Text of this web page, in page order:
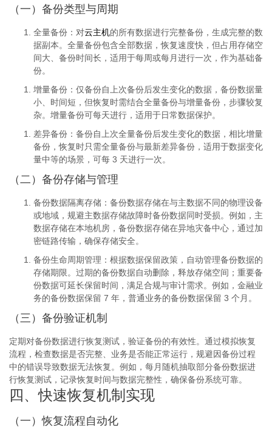
（一）备份类型与周期
全量备份 ：对云主机的所有数据进行完整备份，生成完整的数
据副本。全量备份包含全部数据，恢复速度快，但占用存储空
间大、备份时间长，适用于每周或每月进行一次，作为基础备
份。
增量备份 ：仅备份自上次备份后发生变化的数据，备份数据量
小、时间短，但恢复时需结合全量备份与增量备份，步骤较复
杂。增量备份可每天进行，适用于日常数据保护。
差异备份 ：备份自上次全量备份后发生变化的数据，相比增量
备份，恢复时只需全量备份与最新差异备份，适用于数据变化
量中等的场景，可每 3 天进行一次。
（二）备份存储与管理
备份数据隔离存储 ：备份数据存储在与主数据不同的物理设备
或地域，规避主数据存储故障时备份数据同时受损。例如，主
数据存储在本地机房，备份数据存储在异地灾备中心，通过加
密链路传输，确保存储安全。
备份生命周期管理 ：根据数据保留政策，自动管理备份数据的
存储期限。过期的备份数据自动删除，释放存储空间；重要备
份数据可延长保留时间，满足合规与审计需求。例如，金融业
务的备份数据保留 7 年，普通业务的备份数据保留 3 个月。
（三）备份验证机制
定期对备份数据进行恢复测试，验证备份的有效性。通过模拟恢复
流程，检查数据是否完整、业务是否能正常运行，规避因备份过程
中的错误导致数据无法恢复。例如，每月随机抽取部分备份数据进
行恢复测试，记录恢复时间与数据完整性，确保备份系统可靠。
四、快速恢复机制实现
（一）恢复流程自动化